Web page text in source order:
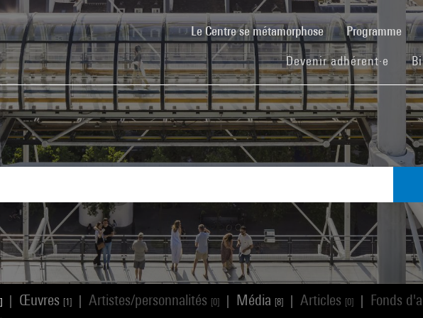
Le Centre se métamorphose(current)Programme
Devenir adhérent·e
Œuvres [1] Artistes/personnalités [0] Média [8] Articles [0] Fonds